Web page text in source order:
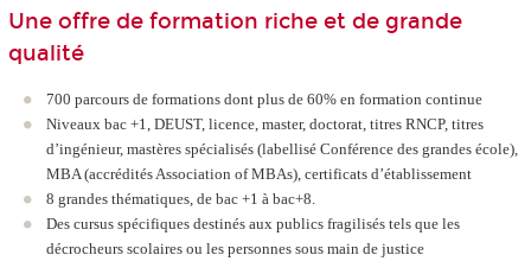
Une offre de formation riche et de grande
qualité
700 parcours de formations dont plus de 60% en formation continue
Niveaux bac +1, DEUST, licence, master, doctorat, titres RNCP, titres
d’ingénieur, mastères spécialisés (labellisé Conférence des grandes école),
MBA (accrédités Association of MBAs), certificats d’établissement
8 grandes thématiques, de bac +1 à bac+8.
Des cursus spécifiques destinés aux publics fragilisés tels que les
décrocheurs scolaires ou les personnes sous main de justice